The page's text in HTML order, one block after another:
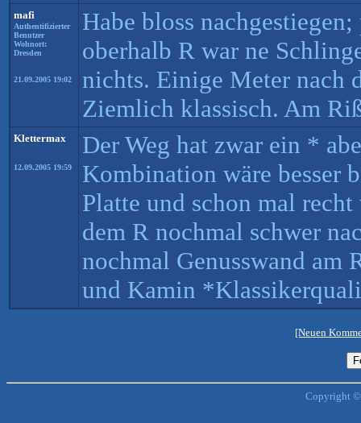
mafi
Authentifizierter
Benutzer
Wohnort:
Dresden
21.09.2005 19:02
Habe bloss
oberhalb R war ne
nichts. Einige Meter nach
Ziemlich klassisch. Am
Klettermax
12.09.2005 19:59
Der Weg hat zwar ein *
Kombination wäre besser
Platte und schon mal
dem R nochmal schwer
nochmal Genusswand am
und Kamin
[Neuen
Copyright ©